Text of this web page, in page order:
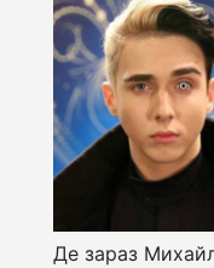
Де зараз